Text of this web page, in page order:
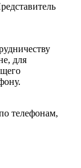
для
телефонам,